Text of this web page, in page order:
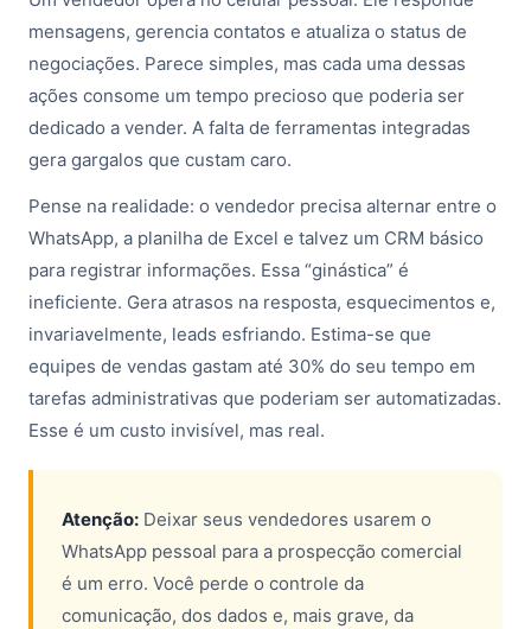
mensagens, gerencia contatos e atualiza o status de
negociações. Parece simples, mas cada uma dessas
ações consome um tempo precioso que poderia ser
dedicado a vender. A falta de ferramentas integradas
gera gargalos que custam caro.
Pense na realidade: o vendedor precisa alternar entre o
WhatsApp, a planilha de Excel e talvez um CRM básico
para registrar informações. Essa “ginástica” é
ineficiente. Gera atrasos na resposta, esquecimentos e,
invariavelmente, leads esfriando. Estima-se que
equipes de vendas gastam até 30% do seu tempo em
tarefas administrativas que poderiam ser automatizadas.
Esse é um custo invisível, mas real.
Atenção: Deixar seus vendedores usarem o
WhatsApp pessoal para a prospecção comercial
é um erro. Você perde o controle da
comunicação, dos dados e, mais grave, da